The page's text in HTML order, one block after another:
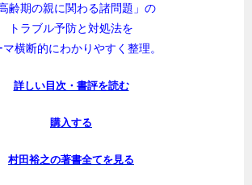
高齢期の親に関わる諸問題」の
トラブル予防と対処法を
マ横断的にわかりやすく整理。
詳しい目次・書評を読む
購入する
村田裕之の著書全てを見る